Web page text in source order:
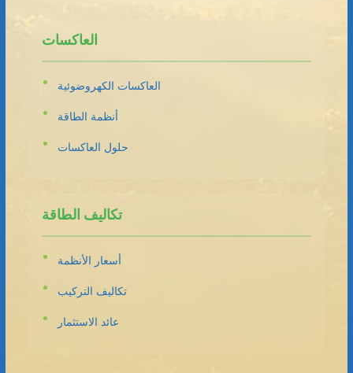
العاكسات
العاكسات الكهروضوئية
أنظمة الطاقة
حلول العاكسات
تكاليف الطاقة
أسعار الأنظمة
تكاليف التركيب
عائد الاستثمار